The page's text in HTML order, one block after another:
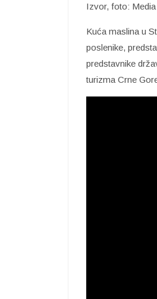
Izvor, foto:
Kuća maslina u
poslenike,
predstavnike
turizma Crne